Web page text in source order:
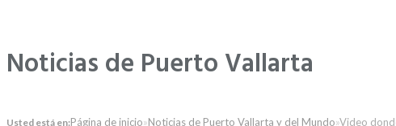
Noticias de Puerto Vallarta
Usted está en:Página de inicio»Noticias de Puerto Vallarta y del Mundo»Video